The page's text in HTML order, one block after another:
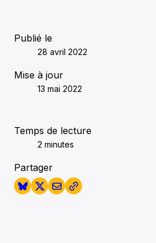
Publié le
28 avril 2022
Mise à jour
13 mai 2022
Temps de lecture
2 minutes
Partager